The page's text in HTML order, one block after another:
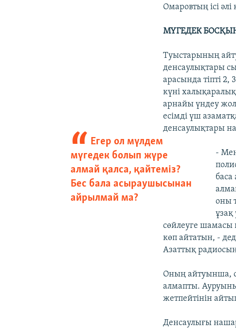
Омаровтың ісі
МҮГЕДЕК
Туыстарының
денсаулықтары
арасында тіпті
күні
арнайы үндеу
есімді үш
денсаулықтары
Егер ол мүлдем
мүгедек болып жүре
алмай қалса, қайтеміз?
Бес бала асыраушысынан
айрылмай ма?
-
оны
ұзақ
сөйлеуге шамасы
көп айтатын, -
Азаттық
Оның айтуынша,
алмапты.
жетпейтінін
Денсаулығы